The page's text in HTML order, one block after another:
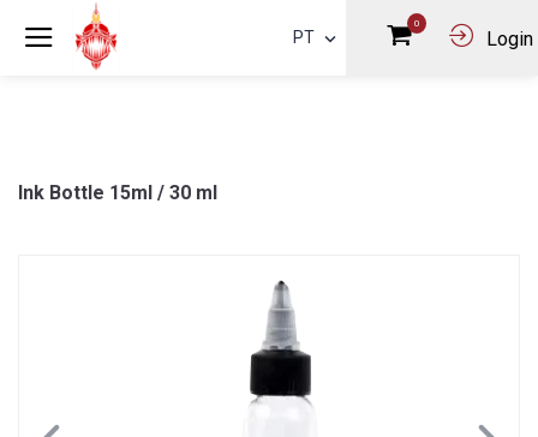
PT
0
Login
Ink Bottle 15ml / 30 ml